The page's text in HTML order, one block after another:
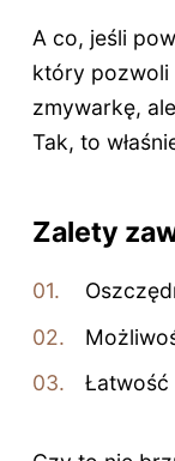
A co, jeśli
który pozwoli
zmywarkę,
Tak, to
Zalety
Łatwość